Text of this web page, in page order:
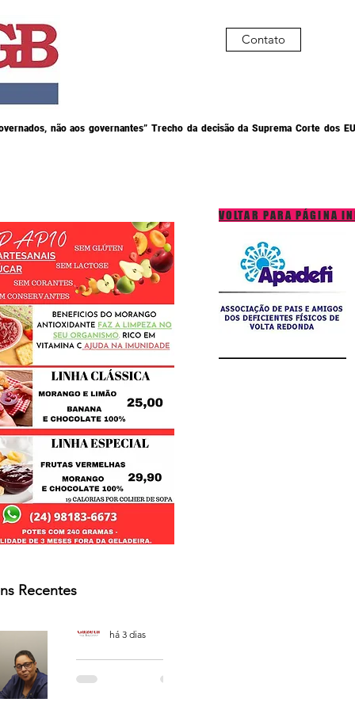
não aos governantes” Trecho da decisão da Suprema Corte dos
Contato
VOLTAR PARA PÁGINA
Recentes
PODCAST
'CAFÉ
há 3 dias